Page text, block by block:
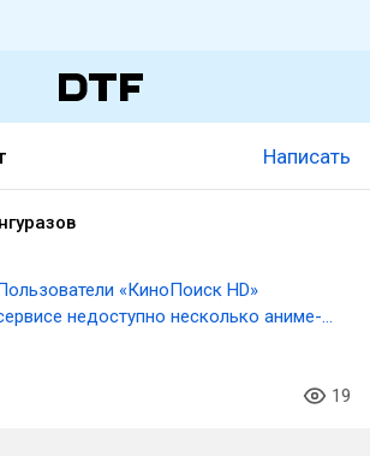
Написать
«КиноПоиск HD»
недоступно несколько аниме-
19